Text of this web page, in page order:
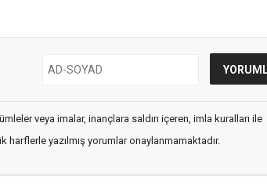
veya imalar, inançlara saldırı içeren, imla kuralları ile
harflerle yazılmış yorumlar onaylanmamaktadır.